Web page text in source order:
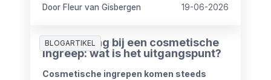
iemand bereikbaar? En hoe blijft het werk
Door Fleur van Gisbergen 19-06-2026
BLOGARTIKEL
Ziekmelding bij een cosmetische
ingreep: wat is het uitgangspunt?
Cosmetische ingrepen komen steeds